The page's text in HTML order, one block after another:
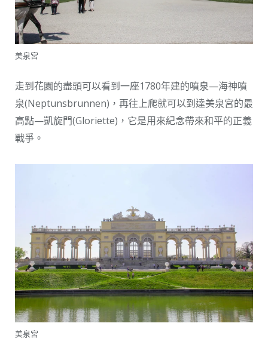
美泉宮
走到花園的盡頭可以看到一座1780年建的噴泉—海神噴
泉(Neptunsbrunnen)，再往上爬就可以到達美泉宮的最
高點—凱旋門(Gloriette)，它是用來紀念帶來和平的正義
戰爭。
美泉宮